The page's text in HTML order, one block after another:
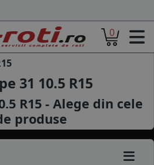
0
31 10.5 R15
R15 - Alege din cele
produse